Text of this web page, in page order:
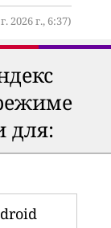
2026 г., 6:37)
для: